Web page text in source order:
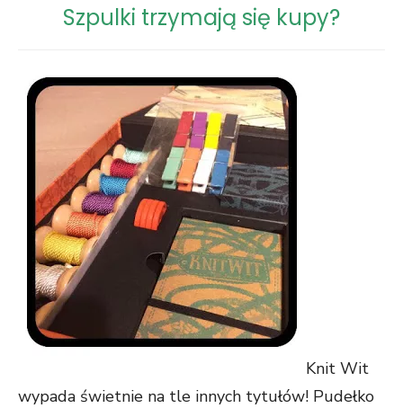
Szpulki trzymają się kupy?
Knit Wit
wypada świetnie na tle innych tytułów! Pudełko